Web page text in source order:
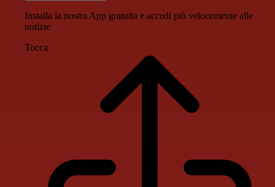
Installa la nostra App gratuita e accedi più velocemente alle
notizie
Tocca